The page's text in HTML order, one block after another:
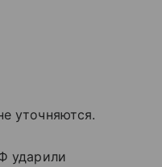
уточняются.
ударили